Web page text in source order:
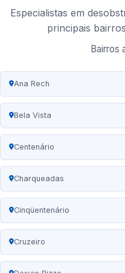
Especialistas em
principais
Bairros
Ana Rech
Bela Vista
Centenário
Charqueadas
Cinqüentenário
Cruzeiro